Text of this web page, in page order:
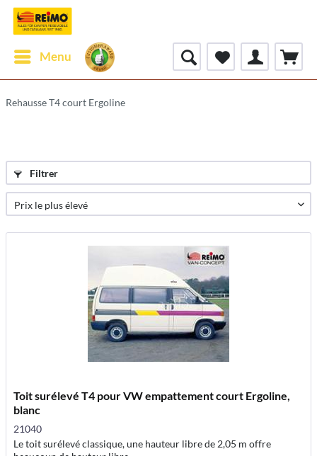
Menu
Rehausse T4 court Ergoline
Filtrer
Toit surélevé T4 pour VW empattement court Ergoline,
blanc
21040
Le toit surélevé classique, une hauteur libre de 2,05 m offre